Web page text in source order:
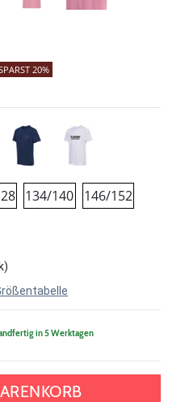
20%
134/140
146/152
in 5 Werktagen